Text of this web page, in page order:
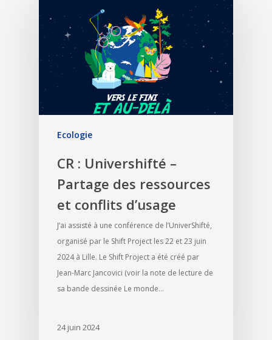
Ecologie
CR : Univershifté –
Partage des ressources
et conflits d’usage
J’ai assisté à une conférence de l’UniverShifté,
organisé par le Shift Project les 22 et 23 juin
2024 à Lille. Le Shift Project a été créé par
Jean-Marc Jancovici (voir la note de lecture de
sa bande dessinée Le monde…
24 juin 2024